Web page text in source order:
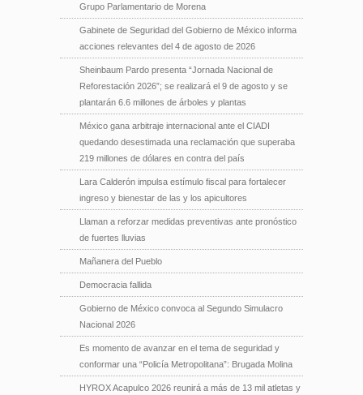
Grupo Parlamentario de Morena
Gabinete de Seguridad del Gobierno de México informa
acciones relevantes del 4 de agosto de 2026
Sheinbaum Pardo presenta “Jornada Nacional de
Reforestación 2026”; se realizará el 9 de agosto y se
plantarán 6.6 millones de árboles y plantas
México gana arbitraje internacional ante el CIADI
quedando desestimada una reclamación que superaba
219 millones de dólares en contra del país
Lara Calderón impulsa estímulo fiscal para fortalecer
ingreso y bienestar de las y los apicultores
Llaman a reforzar medidas preventivas ante pronóstico
de fuertes lluvias
Mañanera del Pueblo
Democracia fallida
Gobierno de México convoca al Segundo Simulacro
Nacional 2026
Es momento de avanzar en el tema de seguridad y
conformar una “Policía Metropolitana”: Brugada Molina
HYROX Acapulco 2026 reunirá a más de 13 mil atletas y